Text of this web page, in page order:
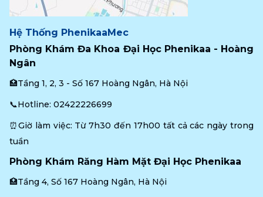
Hệ Thống PhenikaaMec
Phòng Khám Đa Khoa Đại Học Phenikaa - Hoàng
Ngân
🏥Tầng 1, 2, 3 - Số 167 Hoàng Ngân, Hà Nội
📞Hotline: 02422226699
⏰Giờ làm việc: Từ 7h30 đến 17h00 tất cả các ngày trong
tuần
Phòng Khám Răng Hàm Mặt Đại Học Phenikaa
🏥Tầng 4, Số 167 Hoàng Ngân, Hà Nội